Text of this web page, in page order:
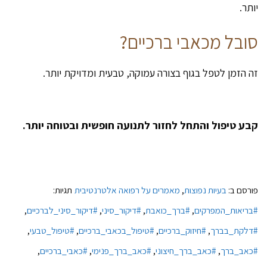
יותר.
סובל מכאבי ברכיים?
זה הזמן לטפל בגוף בצורה עמוקה, טבעית ומדויקת יותר.
קבע טיפול והתחל לחזור לתנועה חופשית ובטוחה יותר.
פורסם ב: בעיות נפוצות, מאמרים על רפואה אלטרנטיבית תגיות:
#בריאות_המפרקים, #ברך_כואבת, #דיקור_סיני, #דיקור_סיני_לברכיים,
#דלקת_בברך, #חיזוק_ברכיים, #טיפול_בכאבי_ברכיים, #טיפול_טבעי,
#כאב_ברך, #כאב_ברך_חיצוני, #כאב_ברך_פנימי, #כאבי_ברכיים,